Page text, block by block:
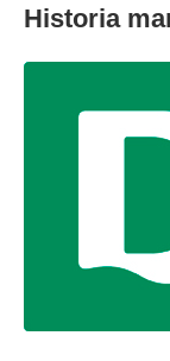
Historia